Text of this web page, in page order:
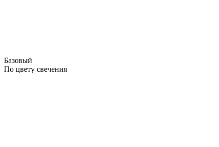
Базовый
По цвету свечения